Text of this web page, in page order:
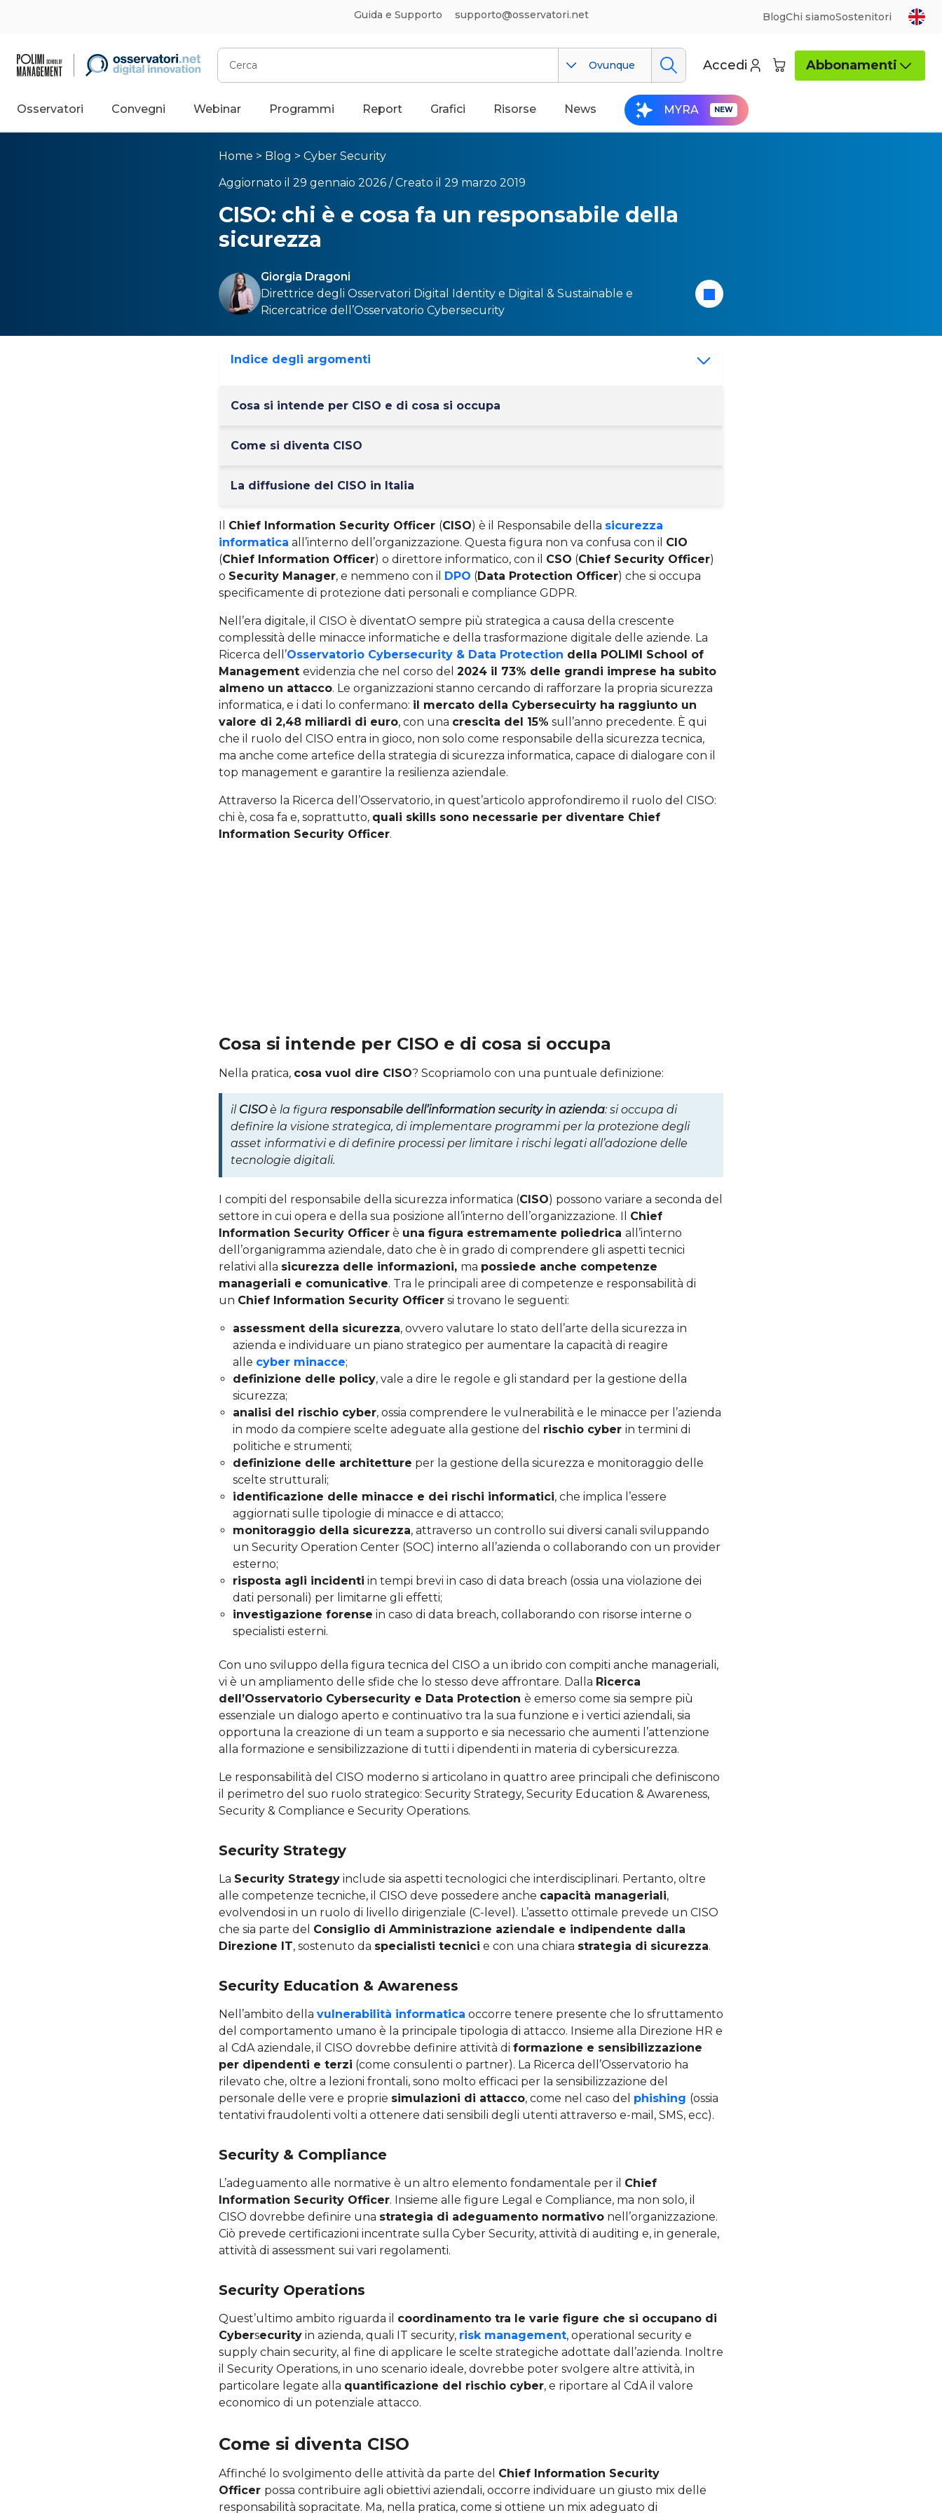
Guida e Supporto supporto@osservatori.net BlogChi siamoSostenitori
Cerca
Ovunque Accedi Abbonamenti
Osservatori Convegni Webinar Programmi Report Grafici Risorse News MYRA
Home > Blog > Cyber Security
Aggiornato il 29 gennaio 2026 / Creato il 29 marzo 2019
CISO: chi è e cosa fa un responsabile della
sicurezza
Giorgia Dragoni
Direttrice degli Osservatori Digital Identity e Digital & Sustainable e
Ricercatrice dell’Osservatorio Cybersecurity
Indice degli argomenti
Cosa si intende per CISO e di cosa si occupa
Come si diventa CISO
La diffusione del CISO in Italia
Il Chief Information Security Officer (CISO) è il Responsabile della sicurezza
informatica all’interno dell’organizzazione. Questa figura non va confusa con il CIO
(Chief Information Officer) o direttore informatico, con il CSO (Chief Security Officer)
o Security Manager, e nemmeno con il DPO (Data Protection Officer) che si occupa
specificamente di protezione dati personali e compliance GDPR.
Nell’era digitale, il CISO è diventatO sempre più strategica a causa della crescente
complessità delle minacce informatiche e della trasformazione digitale delle aziende. La
Ricerca dell’Osservatorio Cybersecurity & Data Protection della POLIMI School of
Management evidenzia che nel corso del 2024 il 73% delle grandi imprese ha subito
almeno un attacco. Le organizzazioni stanno cercando di rafforzare la propria sicurezza
informatica, e i dati lo confermano: il mercato della Cybersecuirty ha raggiunto un
valore di 2,48 miliardi di euro, con una crescita del 15% sull’anno precedente. È qui
che il ruolo del CISO entra in gioco, non solo come responsabile della sicurezza tecnica,
ma anche come artefice della strategia di sicurezza informatica, capace di dialogare con il
top management e garantire la resilienza aziendale.
Attraverso la Ricerca dell’Osservatorio, in quest’articolo approfondiremo il ruolo del CISO:
chi è, cosa fa e, soprattutto, quali skills sono necessarie per diventare Chief
Information Security Officer.
Cosa si intende per CISO e di cosa si occupa
Nella pratica, cosa vuol dire CISO? Scopriamolo con una puntuale definizione:
il CISOè la figura responsabile dell’information security in azienda: si occupa di
definire la visione strategica, di implementare programmi per la protezione degli
asset informativi e di definire processi per limitare i rischi legati all’adozione delle
tecnologie digitali.
I compiti del responsabile della sicurezza informatica (CISO) possono variare a seconda del
settore in cui opera e della sua posizione all’interno dell’organizzazione. Il Chief
Information Security Officer è una figura estremamente poliedrica all’interno
dell’organigramma aziendale, dato che è in grado di comprendere gli aspetti tecnici
relativi alla sicurezza delle informazioni, ma possiede anche competenze
manageriali e comunicative. Tra le principali aree di competenze e responsabilità di
un Chief Information Security Officer si trovano le seguenti:
assessment della sicurezza, ovvero valutare lo stato dell’arte della sicurezza in
azienda e individuare un piano strategico per aumentare la capacità di reagire
alle cyber minacce;
definizione delle policy, vale a dire le regole e gli standard per la gestione della
sicurezza;
analisi del rischio cyber, ossia comprendere le vulnerabilità e le minacce per l’azienda
in modo da compiere scelte adeguate alla gestione del rischio cyber in termini di
politiche e strumenti;
definizione delle architetture per la gestione della sicurezza e monitoraggio delle
scelte strutturali;
identificazione delle minacce e dei rischi informatici, che implica l’essere
aggiornati sulle tipologie di minacce e di attacco;
monitoraggio della sicurezza, attraverso un controllo sui diversi canali sviluppando
un Security Operation Center (SOC) interno all’azienda o collaborando con un provider
esterno;
risposta agli incidenti in tempi brevi in caso di data breach (ossia una violazione dei
dati personali) per limitarne gli effetti;
investigazione forense in caso di data breach, collaborando con risorse interne o
specialisti esterni.
Con uno sviluppo della figura tecnica del CISO a un ibrido con compiti anche manageriali,
vi è un ampliamento delle sfide che lo stesso deve affrontare. Dalla Ricerca
dell’Osservatorio Cybersecurity e Data Protection è emerso come sia sempre più
essenziale un dialogo aperto e continuativo tra la sua funzione e i vertici aziendali, sia
opportuna la creazione di un team a supporto e sia necessario che aumenti l’attenzione
alla formazione e sensibilizzazione di tutti i dipendenti in materia di cybersicurezza.
Le responsabilità del CISO moderno si articolano in quattro aree principali che definiscono
il perimetro del suo ruolo strategico: Security Strategy, Security Education & Awareness,
Security & Compliance e Security Operations.
Security Strategy
La Security Strategy include sia aspetti tecnologici che interdisciplinari. Pertanto, oltre
alle competenze tecniche, il CISO deve possedere anche capacità manageriali,
evolvendosi in un ruolo di livello dirigenziale (C-level). L’assetto ottimale prevede un CISO
che sia parte del Consiglio di Amministrazione aziendale e indipendente dalla
Direzione IT, sostenuto da specialisti tecnici e con una chiara strategia di sicurezza.
Security Education & Awareness
Nell’ambito della vulnerabilità informatica occorre tenere presente che lo sfruttamento
del comportamento umano è la principale tipologia di attacco. Insieme alla Direzione HR e
al CdA aziendale, il CISO dovrebbe definire attività di formazione e sensibilizzazione
per dipendenti e terzi (come consulenti o partner). La Ricerca dell’Osservatorio ha
rilevato che, oltre a lezioni frontali, sono molto efficaci per la sensibilizzazione del
personale delle vere e proprie simulazioni di attacco, come nel caso del phishing (ossia
tentativi fraudolenti volti a ottenere dati sensibili degli utenti attraverso e-mail, SMS, ecc).
Security & Compliance
L’adeguamento alle normative è un altro elemento fondamentale per il Chief
Information Security Officer. Insieme alle figure Legal e Compliance, ma non solo, il
CISO dovrebbe definire una strategia di adeguamento normativo nell’organizzazione.
Ciò prevede certificazioni incentrate sulla Cyber Security, attività di auditing e, in generale,
attività di assessment sui vari regolamenti.
Security Operations
Quest’ultimo ambito riguarda il coordinamento tra le varie figure che si occupano di
Cybersecurity in azienda, quali IT security, risk management, operational security e
supply chain security, al fine di applicare le scelte strategiche adottate dall’azienda. Inoltre
il Security Operations, in uno scenario ideale, dovrebbe poter svolgere altre attività, in
particolare legate alla quantificazione del rischio cyber, e riportare al CdA il valore
economico di un potenziale attacco.
Come si diventa CISO
Affinché lo svolgimento delle attività da parte del Chief Information Security
Officer possa contribuire agli obiettivi aziendali, occorre individuare un giusto mix delle
responsabilità sopracitate. Ma, nella pratica, come si ottiene un mix adeguato di